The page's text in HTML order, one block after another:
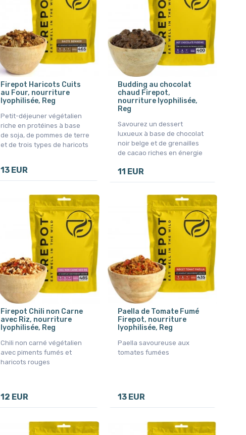
Firepot Haricots Cuits
au Four, nourriture
lyophilisée, Reg
Petit-déjeuner végétalien
riche en protéines à base
de soja, de pommes de terre
et de trois types de haricots
13 EUR
Budding au chocolat
chaud Firepot,
nourriture lyophilisée,
Reg
Savourez un dessert
luxueux à base de chocolat
noir belge et de grenailles
de cacao riches en énergie
11 EUR
Firepot Chili non Carne
avec Riz, nourriture
lyophilisée, Reg
Chili non carné végétalien
avec piments fumés et
haricots rouges
12 EUR
Paella de Tomate Fumé
Firepot, nourriture
lyophilisée, Reg
Paella savoureuse aux
tomates fumées
13 EUR